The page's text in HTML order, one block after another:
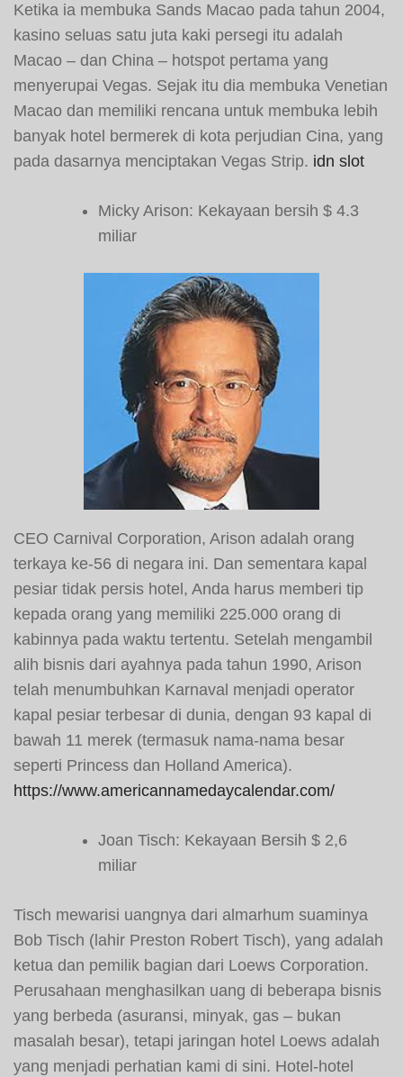
Ketika ia membuka Sands Macao pada tahun 2004,
kasino seluas satu juta kaki persegi itu adalah
Macao – dan China – hotspot pertama yang
menyerupai Vegas. Sejak itu dia membuka Venetian
Macao dan memiliki rencana untuk membuka lebih
banyak hotel bermerek di kota perjudian Cina, yang
pada dasarnya menciptakan Vegas Strip. idn slot
Micky Arison: Kekayaan bersih $ 4.3
miliar
CEO Carnival Corporation, Arison adalah orang
terkaya ke-56 di negara ini. Dan sementara kapal
pesiar tidak persis hotel, Anda harus memberi tip
kepada orang yang memiliki 225.000 orang di
kabinnya pada waktu tertentu. Setelah mengambil
alih bisnis dari ayahnya pada tahun 1990, Arison
telah menumbuhkan Karnaval menjadi operator
kapal pesiar terbesar di dunia, dengan 93 kapal di
bawah 11 merek (termasuk nama-nama besar
seperti Princess dan Holland America).
https://www.americannamedaycalendar.com/
Joan Tisch: Kekayaan Bersih $ 2,6
miliar
Tisch mewarisi uangnya dari almarhum suaminya
Bob Tisch (lahir Preston Robert Tisch), yang adalah
ketua dan pemilik bagian dari Loews Corporation.
Perusahaan menghasilkan uang di beberapa bisnis
yang berbeda (asuransi, minyak, gas – bukan
masalah besar), tetapi jaringan hotel Loews adalah
yang menjadi perhatian kami di sini. Hotel-hotel